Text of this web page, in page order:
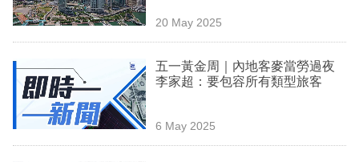
20 May 2025
五一黃金周｜內地客麥當勞過夜
李家超：要包容所有類型旅客
6 May 2025